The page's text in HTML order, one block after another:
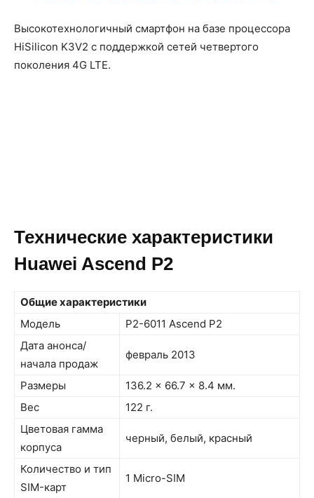
Высокотехнологичный смартфон на базе процессора
HiSilicon K3V2 с поддержкой сетей четвертого
поколения 4G LTE.
Технические характеристики
Huawei Ascend P2
Общие характеристики
Модель
P2-6011 Ascend P2
Дата анонса/
начала продаж
февраль 2013
Размеры
136.2 x 66.7 x 8.4 мм.
Вес
122 г.
Цветовая гамма
корпуса
черный, белый, красный
Количество и тип
SIM-карт
1 Micro-SIM